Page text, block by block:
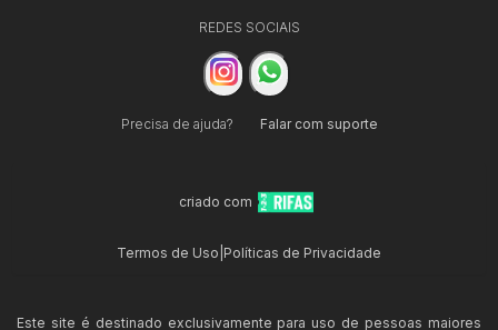
REDES SOCIAIS
Precisa de ajuda? Falar com suporte
criado com
Termos de Uso Políticas de Privacidade
Este site é destinado exclusivamente para uso de pessoas maiores